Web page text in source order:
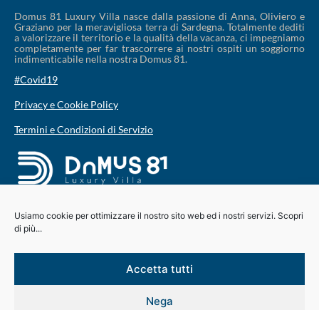
Usiamo cookie per ottimizzare il nostro sito web ed i nostri servizi. Scopri
di più...
Accetta tutti
Nega
Domus 81 Luxury Villa nasce dalla passione di Anna, Oliviero e
Graziano per la meravigliosa terra di Sardegna. Totalmente dediti
a valorizzare il territorio e la qualità della vacanza, ci impegniamo
completamente per far trascorrere ai nostri ospiti un soggiorno
indimenticabile nella nostra Domus 81.
#Covid19
Privacy e Cookie Policy
Termini e Condizioni di Servizio
Informazioni di contatto
+39 3516751928​